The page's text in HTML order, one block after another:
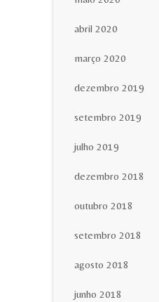
abril 2020
março 2020
dezembro 2019
setembro 2019
julho 2019
dezembro 2018
outubro 2018
setembro 2018
agosto 2018
junho 2018